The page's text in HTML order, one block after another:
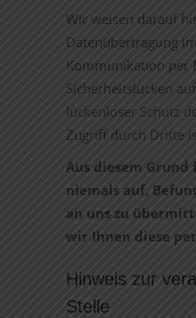
Wir weisen darauf
Datenübertragung
Kommunikation per
Sicherheitslücken
lückenloser Schutz
Zugriff durch Dritte
Aus diesem
niemals auf,
an uns zu
wir Ihnen diese
Hinweis zur
Stelle